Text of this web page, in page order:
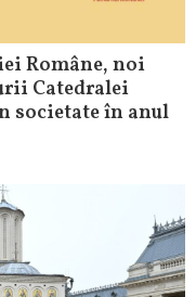
Române, noi
Catedralei
societate în anul